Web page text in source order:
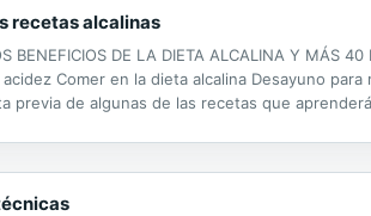
recetas alcalinas
BENEFICIOS DE LA DIETA ALCALINA Y MÁS
Comer en la dieta alcalina Desayuno
previa de algunas de las recetas que